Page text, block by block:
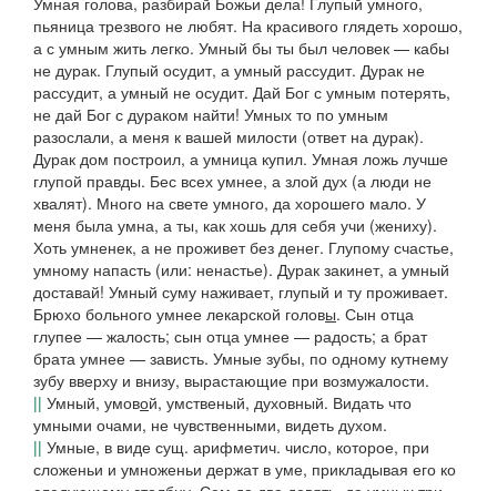
пьяница трезвого не любят. На красивого глядеть хорошо,
а с умным жить легко. Умный бы ты был человек — кабы
не дурак. Глупый осудит, а умный рассудит. Дурак не
рассудит, а умный не осудит. Дай Бог с умным потерять,
не дай Бог с дураком найти! Умных то по умным
разослали, а меня к вашей милости (ответ на дурак).
Дурак дом построил, а умница купил. Умная ложь лучше
глупой правды. Бес всех умнее, а злой дух (а люди не
хвалят). Много на свете умного, да хорошего мало. У
меня была умна, а ты, как хошь для себя учи (жениху).
Хоть умненек, а не проживет без денег. Глупому счастье,
умному напасть (или: ненастье). Дурак закинет, а умный
доставай! Умный суму наживает, глупый и ту проживает.
Брюхо больного умнее лекарской головы. Сын отца
глупее — жалость; сын отца умнее — радость; а брат
брата умнее — зависть. Умные зубы, по одному кутнему
зубу вверху и внизу, вырастающие при возмужалости.
|| Умный, умовой, умственый, духовный. Видать что
умными очами, не чувственными, видеть духом.
|| Умные, в виде сущ. арифметич. число, которое, при
сложеньи и умноженьи держат в уме, прикладывая его ко